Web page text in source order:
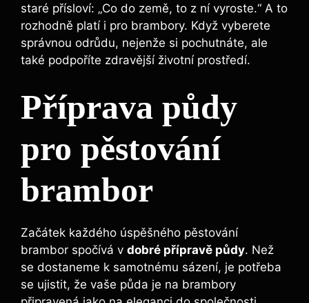
staré přísloví: „Co do země, to z ní vyroste.“ A to
rozhodně platí i pro brambory. Když vyberete
správnou odrůdu, nejenže si pochutnáte, ale
také podpoříte zdravější životní prostředí.
Příprava půdy
pro pěstování
brambor
Začátek každého úspěšného pěstování
brambor spočívá v dobré přípravě půdy. Než
se dostaneme k samotnému sázení, je potřeba
se ujistit, že vaše půda je na brambory